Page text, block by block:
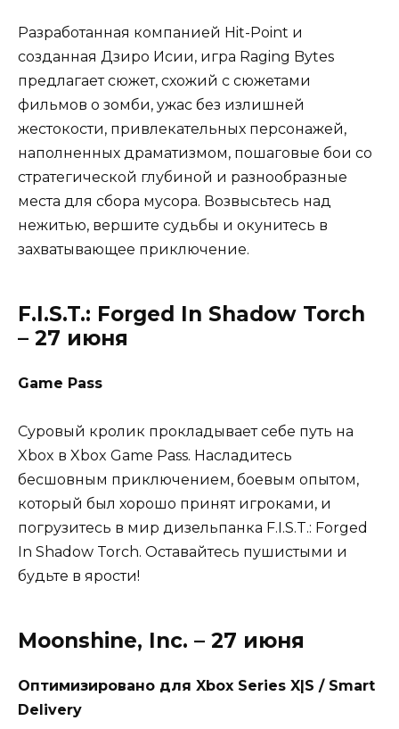
Разработанная компанией Hit-Point и
созданная Дзиро Исии, игра Raging Bytes
предлагает сюжет, схожий с сюжетами
фильмов о зомби, ужас без излишней
жестокости, привлекательных персонажей,
наполненных драматизмом, пошаговые бои со
стратегической глубиной и разнообразные
места для сбора мусора. Возвысьтесь над
нежитью, вершите судьбы и окунитесь в
захватывающее приключение.
F.I.S.T.: Forged In Shadow Torch
– 27 июня
Game Pass
Суровый кролик прокладывает себе путь на
Xbox в Xbox Game Pass. Насладитесь
бесшовным приключением, боевым опытом,
который был хорошо принят игроками, и
погрузитесь в мир дизельпанка F.I.S.T.: Forged
In Shadow Torch. Оставайтесь пушистыми и
будьте в ярости!
Moonshine, Inc. – 27 июня
Оптимизировано для Xbox Series X|S / Smart
Delivery